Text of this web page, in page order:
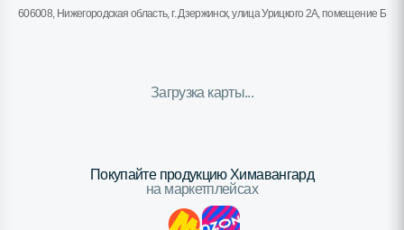
606008, Нижегородская область, г. Дзержинск, улица Урицкого 2А, помещение Б
Загрузка карты...
Покупайте продукцию Химавангард
на маркетплейсах